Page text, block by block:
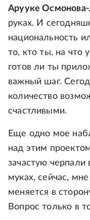
Арууке
руках. И
национальность
то, кто ты, на что
готов ли ты
важный шаг.
количество
счастливыми.
Еще одно мое
над этим
зачастую черпали
муках, сейчас,
меняется в
Вопрос только в